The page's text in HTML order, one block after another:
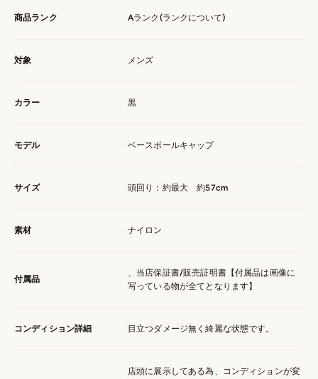
商品ランク Aランク(ランクについて)
対象 メンズ
カラー 黒
モデル ベースボールキャップ
サイズ 頭回り：約最大 約57cm
素材 ナイロン
付属品
、当店保証書/販売証明書【付属品は画像に
写っている物が全てとなります】
コンディション詳細 目立つダメージ無く綺麗な状態です。
店頭に展示してある為、コンディションが変